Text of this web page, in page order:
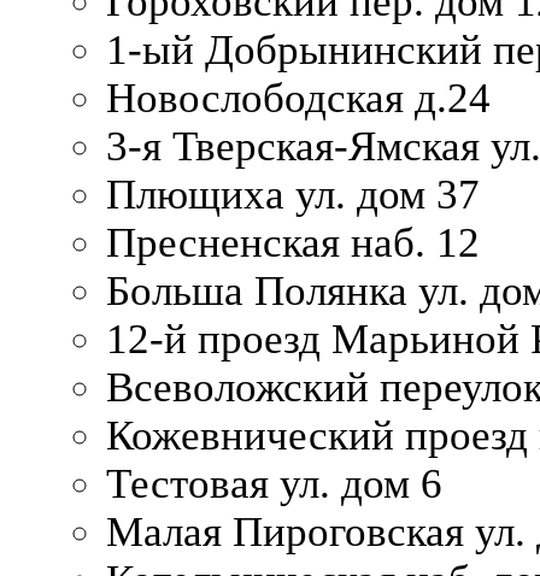
1-ый Добрынинский
Новослободская д.24
3-я Тверская-Ямская
Плющиха ул. дом 37
Пресненская наб. 12
Больша Полянка ул.
12-й проезд Марьиной
Всеволожский
Кожевнический проезд
Тестовая ул. дом 6
Малая Пироговская